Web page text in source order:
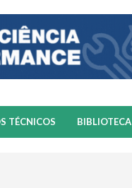
TÉCNICOS BIBLIOTECA